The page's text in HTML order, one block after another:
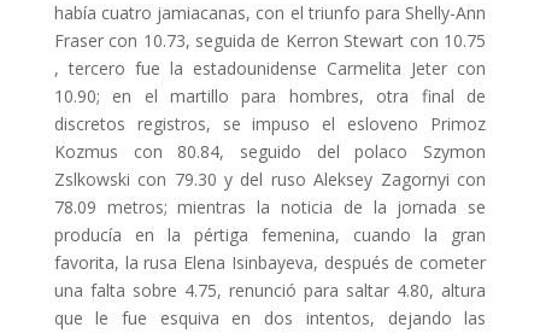
había cuatro jamiacanas, con el triunfo para Shelly-Ann
Fraser con 10.73, seguida de Kerron Stewart con 10.75
, tercero fue la estadounidense Carmelita Jeter con
10.90; en el martillo para hombres, otra final de
discretos registros, se impuso el esloveno Primoz
Kozmus con 80.84, seguido del polaco Szymon
Zslkowski con 79.30 y del ruso Aleksey Zagornyi con
78.09 metros; mientras la noticia de la jornada se
producía en la pértiga femenina, cuando la gran
favorita, la rusa Elena Isinbayeva, después de cometer
una falta sobre 4.75, renunció para saltar 4.80, altura
que le fue esquiva en dos intentos, dejando las